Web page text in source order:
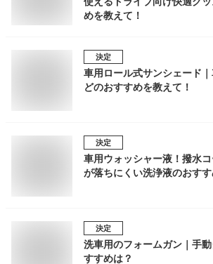
めを教えて！
決定
車用ロール式サンシェード
どのおすすめを教えて！
決定
車用ウォッシャー液！撥水
が落ちにくい洗浄液のおすす
決定
洗車用のフォームガン｜手
すすめは？